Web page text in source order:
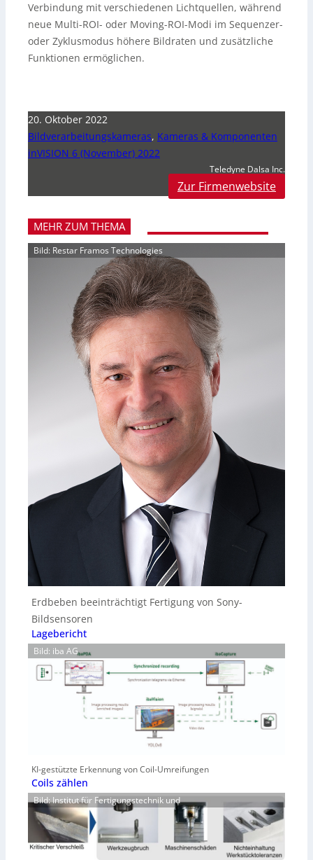
Verbindung mit verschiedenen Lichtquellen, während
neue Multi-ROI- oder Moving-ROI-Modi im Sequenzer-
oder Zyklusmodus höhere Bildraten und zusätzliche
Funktionen ermöglichen.
20. Oktober 2022
Bildverarbeitungskameras, Kameras & Komponenten
inVISION 6 (November) 2022
Teledyne Dalsa Inc.
Zur Firmenwebsite
MEHR ZUM THEMA
Bild: Restar Framos Technologies
Erdbeben beeinträchtigt Fertigung von Sony-
Bildsensoren
Lagebericht
Bild: iba AG
KI-gestützte Erkennung von Coil-Umreifungen
Coils zählen
Bild: Institut für Fertigungstechnik und